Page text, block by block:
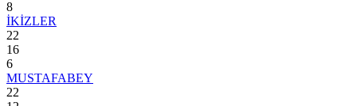
8
İKİZLER
22
16
6
MUSTAFABEY
22